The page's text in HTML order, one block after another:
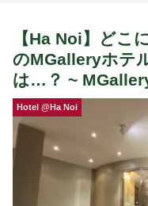
【Ha Noi】どこ
のMGalleryホテ
は…？ ~
Hotel @Ha Noi